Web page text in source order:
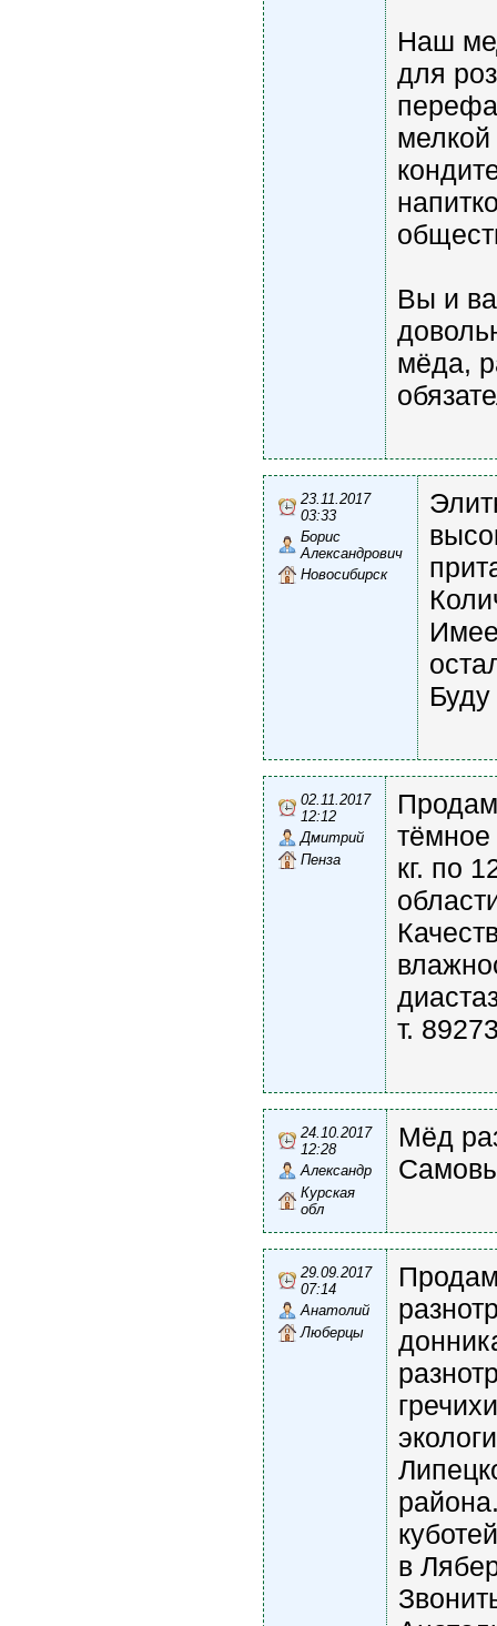
Наш
для
мелкой
Вы и
мёда,
23.11.2017
03:33
Борис
Александрович
Новосибирск
Буду
02.11.2017
12:12
Дмитрий
Пенза
тёмное
кг. по
т.
24.10.2017
12:28
Александр
Курская
обл
Мёд
29.09.2017
07:14
Анатолий
Люберцы
в